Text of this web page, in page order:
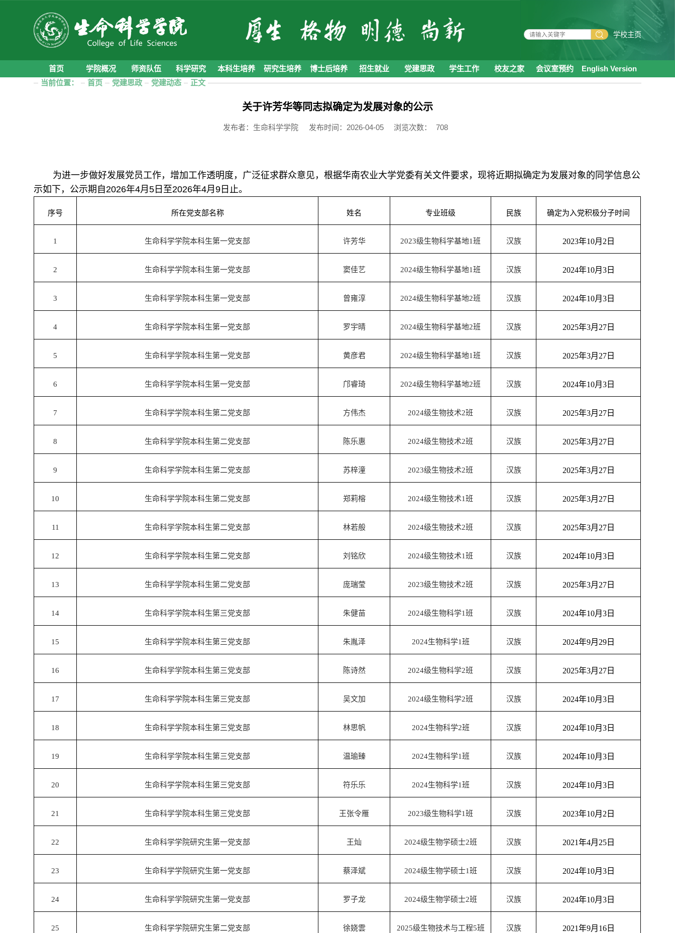
学校主页
首页 学院概况 师资队伍 科学研究 本科生培养 研究生培养 博士后培养 招生就业 党建思政 学生工作 校友之家 会议室预约
English Version
当前位置：
首页 党建思政 党建动态 正文
关于许芳华等同志拟确定为发展对象的公示
发布者：生命科学学院 发布时间：2026-04-05 浏览次数： 708
为进一步做好发展党员工作，增加工作透明度，广泛征求群众意见，根据华南农业大学党委有关文件要求，现将近期拟确定为发展对象的同学信息公
示如下 ， 公示期自2026年4月5 日至2026年4月9 日 止。
序号 所在党支部名称 姓名 专业班级 民族 确定为入党积极分子时间
1 生命科学学院本科生第一党支部 许芳华 2023级生物科学基地1班 汉族 2023年10月 2 日
2 生命科学学院本科生第一党支部 窦佳艺 2024级生物科学基地1班 汉族 2024年10月 3日
3 生命科学学院本科生第一党支部 曾雍淳 2024级生物科学基地2班 汉族 2024年10月 3日
4 生命科学学院本科生第一党支部 罗宇晴 2024级生物科学基地2班 汉族 2025年3月 27日
5 生命科学学院本科生第一党支部 黄彦君 2024级生物科学基地1班 汉族 2025年3月 27日
6 生命科学学院本科生第一党支部 邝睿琦 2024级生物科学基地2班 汉族 2024年10月 3日
7 生命科学学院本科生第二党支部 方伟杰 2024级生物技术2班 汉族 2025年3月 27日
8 生命科学学院本科生第二党支部 陈乐惠 2024级生物技术2班 汉族 2025年3月 27日
9 生命科学学院本科生第二党支部 苏梓潼 2023级生物技术2班 汉族 2025年3月 27日
10 生命科学学院本科生第二党支部 郑莉榕 2024级生物技术1班 汉族 2025年3月 27日
11 生命科学学院本科生第二党支部 林若般 2024级生物技术2班 汉族 2025年3月 27日
12 生命科学学院本科生第二党支部 刘铭欣 2024级生物技术1班 汉族 2024年10月 3日
13 生命科学学院本科生第二党支部 庞瑞莹 2023级生物技术2班 汉族 2025年3月 27日
14 生命科学学院本科生第三党支部 朱健苗 2024级生物科学1班 汉族 2024年10月 3日
15 生命科学学院本科生第三党支部 朱胤泽 2024生物科学1班 汉族 2024年9月 29日
16 生命科学学院本科生第三党支部 陈诗然 2024级生物科学2班 汉族 2025年3月 27日
17 生命科学学院本科生第三党支部 吴文加 2024级生物科学2班 汉族 2024年10月 3日
18 生命科学学院本科生第三党支部 林思帆 2024生物科学2班 汉族 2024年10月 3日
19 生命科学学院本科生第三党支部 温瑜臻 2024生物科学1班 汉族 2024年10月 3日
20 生命科学学院本科生第三党支部 符乐乐 2024生物科学1班 汉族 2024年10月 3日
21 生命科学学院本科生第三党支部 王张令雁 2023级生物科学1班 汉族 2023年10月 2 日
22 生命科学学院研究生第一党支部 王灿 2024级生物学硕士2班 汉族 2021年4月 25日
23 生命科学学院研究生第一党支部 蔡泽斌 2024级生物学硕士1班 汉族 2024年10月 3日
24 生命科学学院研究生第一党支部 罗子龙 2024级生物学硕士2班 汉族 2024年10月 3日
25 生命科学学院研究生第二党支部 徐娆雲 2025级生物技术与工程5班 汉族 2021年9月 16日